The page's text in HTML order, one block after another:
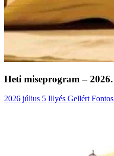
Heti miseprogram –
2026 július 5 Illyés Gellért Fontos